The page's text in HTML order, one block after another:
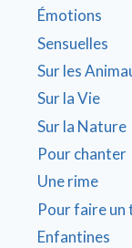
Émotions
Sensuelles
Sur les
Sur la Vie
Sur la Nature
Pour chanter
Une rime
Pour faire un
Enfantines